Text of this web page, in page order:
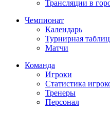
Трансляции в
Чемпионат
Календарь
Турнирная
Матчи
Команда
Игроки
Статистика
Тренеры
Персонал